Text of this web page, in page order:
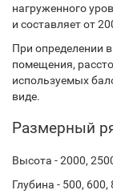
нагруженного
и составляет от
При определении
помещения,
используемых
виде.
Размерный
Высота - 2000,
Глубина - 500,